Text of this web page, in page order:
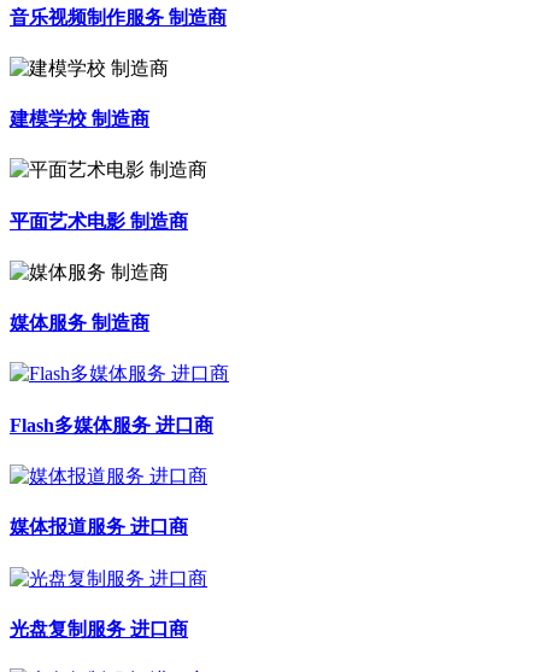
音乐视频制作服务 制造商
建模学校 制造商
平面艺术电影 制造商
媒体服务 制造商
Flash多媒体服务 进口商
媒体报道服务 进口商
光盘复制服务 进口商